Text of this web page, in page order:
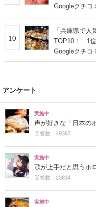
Googleクチコ
10
「兵庫県で
TOP10！ 1位
Googleクチコ
アンケート
実施中
声が好きな「日本の
回答数：49387
実施中
歌が上手だと思うホ
回答数：23834
実施中